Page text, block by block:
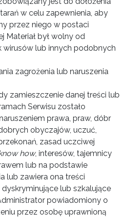
w celu zapewnienia, aby
przez niego w postaci
Materiał był wolny od
wirusów lub innych podobnych
zagrożenia lub naruszenia
zamieszczenie danej treści lub
Serwisu zostało
prawa, praw, dóbr
obyczajów, uczuć,
zasad uczciwej
how, interesów, tajemnicy
lub na podstawie
lub zawiera ona treści
dyskryminujące lub szkalujące
powiadomiony o
przez osobę uprawnioną